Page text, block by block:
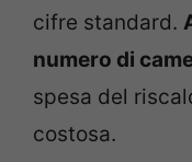
cifre standard.
numero di
spesa del
costosa.